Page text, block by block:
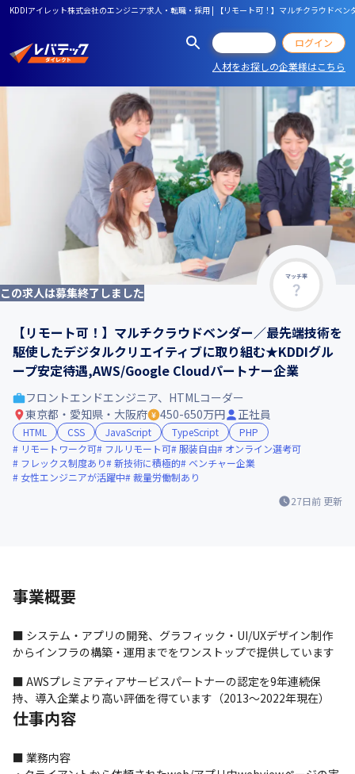
KDDIアイレット株式会社のエンジニア求人・転職・採用 | 【リモート可！】マルチクラウドベ
ログイン
人材をお探しの企業様はこちら
マッチ率
この求人は募集終了しました
【リモート可！】マルチクラウドベンダー／最先端技術を
駆使したデジタルクリエイティブに取り組む★KDDIグル
ープ安定待遇,AWS/Google Cloudパートナー企業
27日前 更新
フロントエンドエンジニア、HTMLコーダー
東京都・愛知県・大阪府
450-650万円 正社員
HTML CSS JavaScript TypeScript
PHP
リモートワーク可
フルリモート可 服装自由
オンライン選考可
フレックス制度あり
新技術に積極的
ベンチャー企業
女性エンジニアが活躍中
裁量労働制あり
事業概要
■ システム・アプリの開発、グラフィック・UI/UXデザイン制作
からインフラの構築・運用までをワンストップで提供しています
■ AWSプレミアティアサービスパートナーの認定を9年連続保
持、導入企業より高い評価を得ています（2013～2022年現在）
仕事内容
■ 業務内容